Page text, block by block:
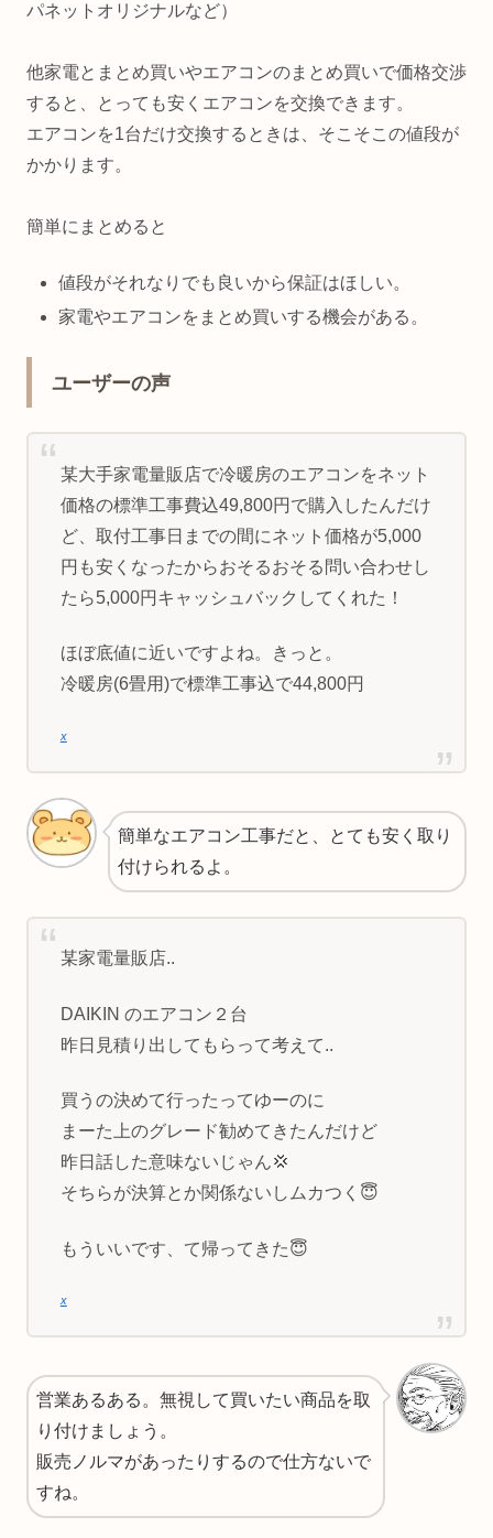
パネットオリジナルなど）
他家電とまとめ買いやエアコンのまとめ買いで価格交渉
すると、とっても安くエアコンを交換できます。
エアコンを1台だけ交換するときは、そこそこの値段が
かかります。
簡単にまとめると
値段がそれなりでも良いから保証はほしい。
家電やエアコンをまとめ買いする機会がある。
ユーザーの声
某大手家電量販店で冷暖房のエアコンをネット
価格の標準工事費込49,800円で購入したんだけ
ど、取付工事日までの間にネット価格が5,000
円も安くなったからおそるおそる問い合わせし
たら5,000円キャッシュバックしてくれた！
ほぼ底値に近いですよね。きっと。
冷暖房(6畳用)で標準工事込で44,800円
x
簡単なエアコン工事だと、とても安く取り
付けられるよ。
某家電量販店..
DAIKIN のエアコン２台
昨日見積り出してもらって考えて..
買うの決めて行ったってゆーのに
まーた上のグレード勧めてきたんだけど
昨日話した意味ないじゃん💢
そちらが決算とか関係ないしムカつく😇
もういいです、て帰ってきた😇
x
営業あるある。無視して買いたい商品を取
り付けましょう。
販売ノルマがあったりするので仕方ないで
すね。